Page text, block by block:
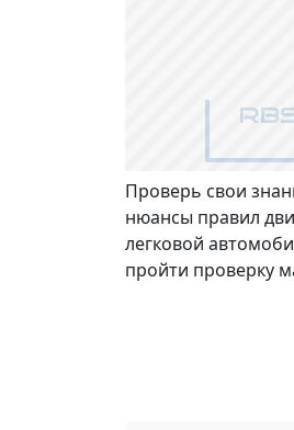
Проверь свои
нюансы правил
легковой
пройти проверку